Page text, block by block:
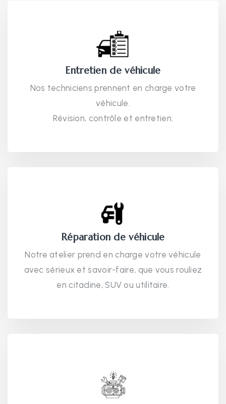
Entretien de véhicule
Nos techniciens prennent en charge votre
véhicule.
Révision, contrôle et entretien.
Réparation de véhicule
Notre atelier prend en charge votre véhicule
avec sérieux et savoir-faire, que vous rouliez
en citadine, SUV ou utilitaire.